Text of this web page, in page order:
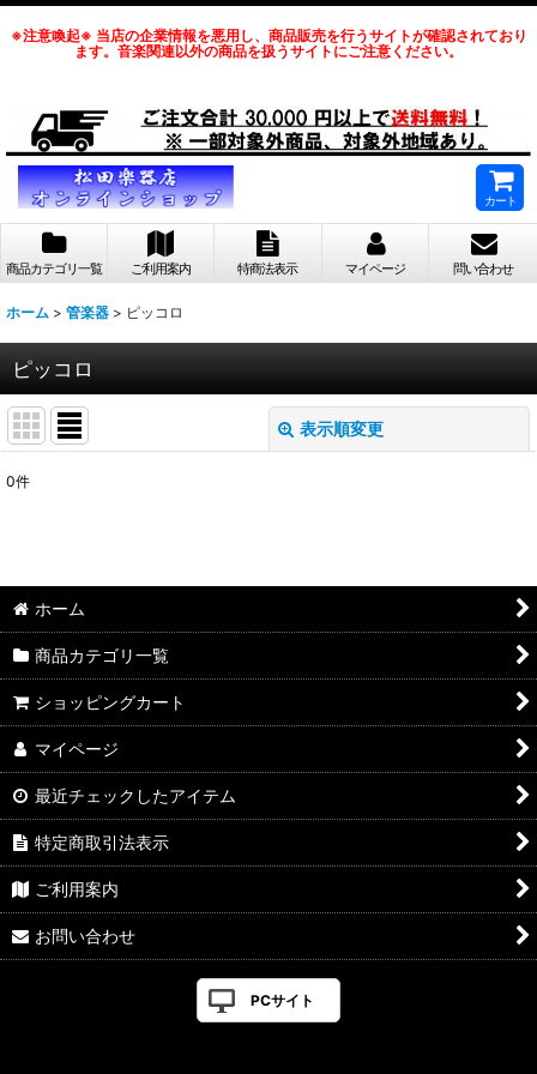
※注意喚起※ 当店の企業情報を悪用し、商品販売を行うサイトが確認されており
ます。音楽関連以外の商品を扱うサイトにご注意ください。
カート
商品カテゴリ一覧 ご利用案内 特商法表示 マイページ 問い合わせ
ホーム > 管楽器 > ピッコロ
ピッコロ
表示順変更
絞り込む
0件
ホーム
商品カテゴリ一覧
ショッピングカート
マイページ
最近チェックしたアイテム
特定商取引法表示
ご利用案内
お問い合わせ
PCサイト